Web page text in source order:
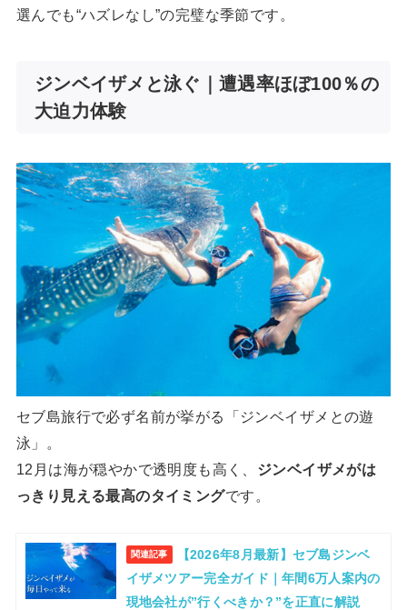
選んでも“ハズレなし”の完璧な季節です。
ジンベイザメと泳ぐ｜遭遇率ほぼ100％の
大迫力体験
セブ島旅行で必ず名前が挙がる「ジンベイザメとの遊
泳」。
12月は海が穏やかで透明度も高く、 ジンベイザメがは
っきり見える最高のタイミングです。
関連記事
【2026年8月最新】セブ島ジンベ
イザメツアー完全ガイド｜年間6万人案内の
現地会社が”行くべきか？”を正直に解説